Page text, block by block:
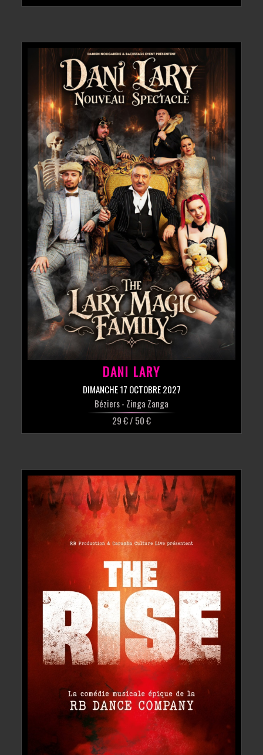
DANI LARY
DIMANCHE 17 OCTOBRE 2027
Béziers- Zinga Zanga
29 € / 50 €